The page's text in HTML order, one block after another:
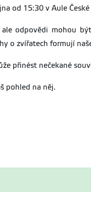
od 15:30 v Aule
odpovědi mohou
o zvířatech formují
přinést nečekané
pohled na něj.